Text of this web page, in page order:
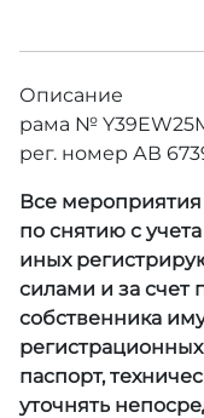
Описание
рама №
рег. номер АВ
Все
по снятию с
иных
силами и за счет
собственника
паспорт,
уточнять